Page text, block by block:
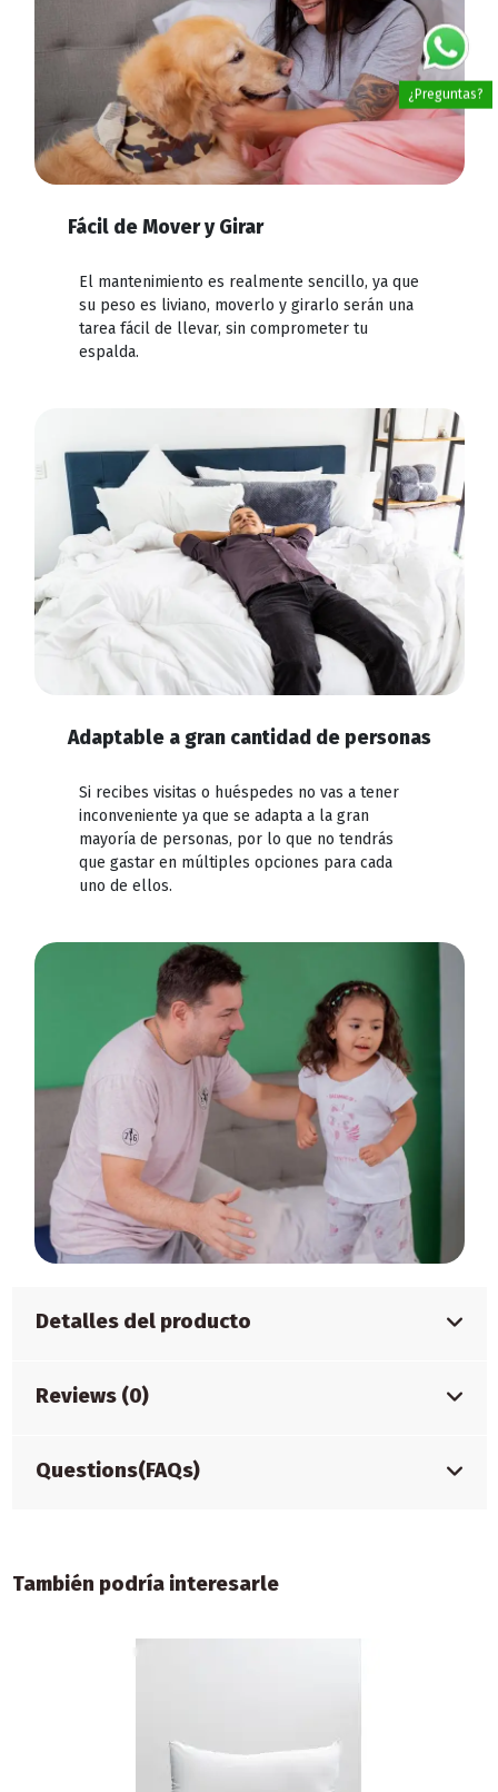
Fácil de Mover y Girar
El mantenimiento es realmente sencillo, ya que
su peso es liviano, moverlo y girarlo serán una
tarea fácil de llevar, sin comprometer tu
espalda.
Adaptable a gran cantidad de personas
Si recibes visitas o huéspedes no vas a tener
inconveniente ya que se adapta a la gran
mayoría de personas, por lo que no tendrás
que gastar en múltiples opciones para cada
uno de ellos.
Detalles del producto
Reviews (0)
Questions(FAQs)
También podría interesarle
¿Preguntas?